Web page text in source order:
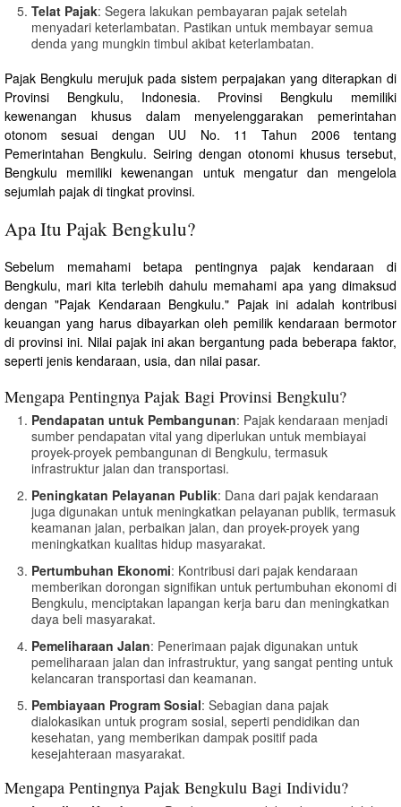
Telat Pajak: Segera lakukan pembayaran pajak setelah
menyadari keterlambatan. Pastikan untuk membayar semua
denda yang mungkin timbul akibat keterlambatan.
Pajak Bengkulu merujuk pada sistem perpajakan yang diterapkan di
Provinsi Bengkulu, Indonesia. Provinsi Bengkulu memiliki
kewenangan khusus dalam menyelenggarakan pemerintahan
otonom sesuai dengan UU No. 11 Tahun 2006 tentang
Pemerintahan Bengkulu. Seiring dengan otonomi khusus tersebut,
Bengkulu memiliki kewenangan untuk mengatur dan mengelola
sejumlah pajak di tingkat provinsi.
Apa Itu Pajak Bengkulu?
Sebelum memahami betapa pentingnya pajak kendaraan di
Bengkulu, mari kita terlebih dahulu memahami apa yang dimaksud
dengan "Pajak Kendaraan Bengkulu." Pajak ini adalah kontribusi
keuangan yang harus dibayarkan oleh pemilik kendaraan bermotor
di provinsi ini. Nilai pajak ini akan bergantung pada beberapa faktor,
seperti jenis kendaraan, usia, dan nilai pasar.
Mengapa Pentingnya Pajak Bagi Provinsi Bengkulu?
Pendapatan untuk Pembangunan: Pajak kendaraan menjadi
sumber pendapatan vital yang diperlukan untuk membiayai
proyek-proyek pembangunan di Bengkulu, termasuk
infrastruktur jalan dan transportasi.
Peningkatan Pelayanan Publik: Dana dari pajak kendaraan
juga digunakan untuk meningkatkan pelayanan publik, termasuk
keamanan jalan, perbaikan jalan, dan proyek-proyek yang
meningkatkan kualitas hidup masyarakat.
Pertumbuhan Ekonomi: Kontribusi dari pajak kendaraan
memberikan dorongan signifikan untuk pertumbuhan ekonomi di
Bengkulu, menciptakan lapangan kerja baru dan meningkatkan
daya beli masyarakat.
Pemeliharaan Jalan: Penerimaan pajak digunakan untuk
pemeliharaan jalan dan infrastruktur, yang sangat penting untuk
kelancaran transportasi dan keamanan.
Pembiayaan Program Sosial: Sebagian dana pajak
dialokasikan untuk program sosial, seperti pendidikan dan
kesehatan, yang memberikan dampak positif pada
kesejahteraan masyarakat.
Mengapa Pentingnya Pajak Bengkulu Bagi Individu?